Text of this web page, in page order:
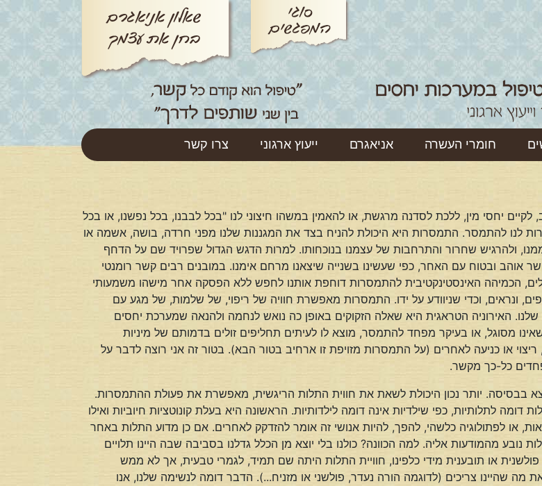
חומרי העשרה אניאגרם ייעוץ ארגוני צרו קשר
יחסי מין, ללכת לסדנה מרגשת, או להאמין במשהו חיצוני לנו "בכל לבבנו, בכל נפשנו, או בכל
לנו להתמסר. התמסרות היא היכולת להניח בצד את המגננות שלנו מפני חרדה, בושה, אשמה או
ולהרגיש שחרור והתרחבות של עצמנו בנוכחותו. למרות הדגש הגדול שפרויד שם על הדחף
אוהב ובטוח עם האחר, כפי שעשינו בשנייה שיצאנו מרחם אימנו. במובנים רבים קשר רומנטי
הכמיהה האינסטינקטיבית להתמסרות דוחפת אותנו לחפש ללא הפסקה אחר מישהו משמעותי
ונראים, וכדי שניוודע על ידו. התמסרות מאפשרת חוויה של ריפוי, של שלמות, של מגע עם
האירוניה הטראגית היא שאלה הזקוקים באופן כה נואש לנחמה ולהנאה שמערכת יחסים
מסוגל, או בעיקר מפחד להתמסר, מוצא לו לעיתים תחליפים זולים בדמותם של מיניות
או כניעה לאחרים (על התמסרות מזויפת זו ארחיב בטור הבא). בטור זה אני רוצה לדבר על
כל-כך מקשר.
יותר נכון היכולת לשאת את חווית התלות הריגשית, מאפשרת את פעולת ההתמסרות.
לתלותיות, כפי שילדיות אינה דומה לילדותיות. הראשונה היא בעלת קונוטציות חיוביות ואילו
או לפתולוגיה כלשהי, להפך, להיות אנושי זה אומר להזדקק לאחרים. אם כן מדוע התלות באחר
מהמודעות אליה. למה הכוונה? כולנו בלי יוצא מן הכלל גדלנו בסביבה שבה היינו תלויים
או תובענית מידי כלפינו, חוויית התלות היתה שם תמיד, לגמרי טבעית, אך לא ממש
שהיינו צריכים (לדוגמה הורה נעדר, פולשני או מזניח...). הדבר דומה לנשימה שלנו, אנו